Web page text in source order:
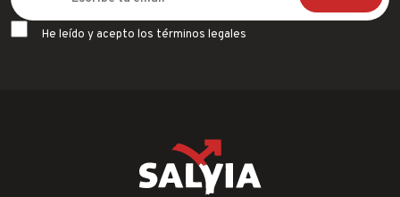
He leído y acepto los términos legales